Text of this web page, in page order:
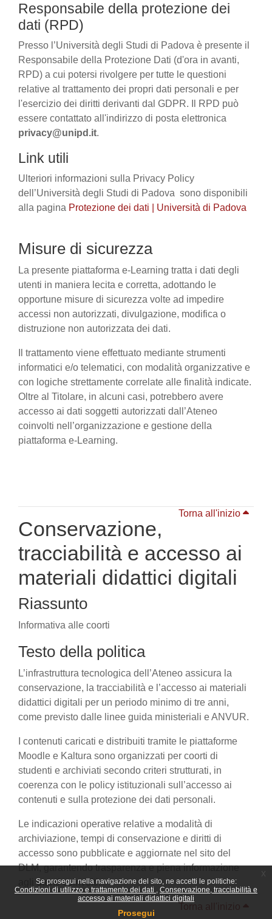
Se prosegui nella navigazione del sito, ne accetti le politiche:
Condizioni di utilizzo e trattamento dei dati
Conservazione, tracciabilità e
accesso ai materiali didattici digitali
Prosegui
Responsabile della protezione dei
dati (RPD)
Presso l’Università degli Studi di Padova è presente il
Responsabile della Protezione Dati (d'ora in avanti,
RPD) a cui potersi rivolgere per tutte le questioni
relative al trattamento dei propri dati personali e per
l'esercizio dei diritti derivanti dal GDPR. Il RPD può
essere contattato all'indirizzo di posta elettronica
privacy@unipd.it.
Link utili
Ulteriori informazioni sulla Privacy Policy
dell’Università degli Studi di Padova sono disponibili
alla pagina Protezione dei dati | Università di Padova
Misure di sicurezza
La presente piattaforma e-Learning tratta i dati degli
utenti in maniera lecita e corretta, adottando le
opportune misure di sicurezza volte ad impedire
accessi non autorizzati, divulgazione, modifica o
distruzione non autorizzata dei dati.
Il trattamento viene effettuato mediante strumenti
informatici e/o telematici, con modalità organizzative e
con logiche strettamente correlate alle finalità indicate.
Oltre al Titolare, in alcuni casi, potrebbero avere
accesso ai dati soggetti autorizzati dall’Ateneo
coinvolti nell’organizzazione e gestione della
piattaforma e-Learning.
Torna all'inizio
Conservazione,
tracciabilità e accesso ai
materiali didattici digitali
Riassunto
Informativa alle coorti
Testo della politica
L’infrastruttura tecnologica dell’Ateneo assicura la
conservazione, la tracciabilità e l’accesso ai materiali
didattici digitali per un periodo minimo di tre anni,
come previsto dalle linee guida ministeriali e ANVUR.
I contenuti caricati e distribuiti tramite le piattaforme
Moodle e Kaltura sono organizzati per coorti di
studenti e archiviati secondo criteri strutturati, in
coerenza con le policy istituzionali sull’accesso ai
contenuti e sulla protezione dei dati personali.
Le indicazioni operative relative a modalità di
archiviazione, tempi di conservazione e diritti di
accesso sono pubblicate e aggiornate nel sito del
DLM, garantendo trasparenza e piena informazione
agli utenti coinvolti.